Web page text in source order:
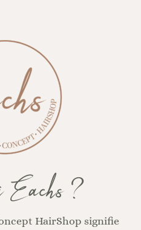
Eachs ?
HairShop signifie